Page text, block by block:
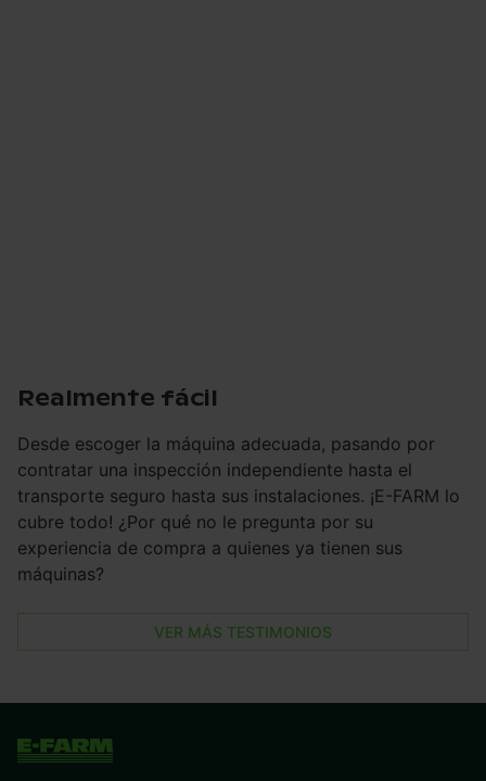
Realmente fácil
Desde escoger la máquina adecuada, pasando por
contratar una inspección independiente hasta el
transporte seguro hasta sus instalaciones. ¡E-FARM lo
cubre todo! ¿Por qué no le pregunta por su
experiencia de compra a quienes ya tienen sus
máquinas?
VER MÁS TESTIMONIOS